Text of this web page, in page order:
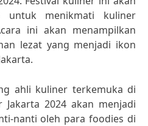
untuk menikmati kuliner
ini akan menampilkan
lezat yang menjadi ikon
ahli kuliner terkemuka di
Jakarta 2024 akan menjadi
nanti oleh para foodies di